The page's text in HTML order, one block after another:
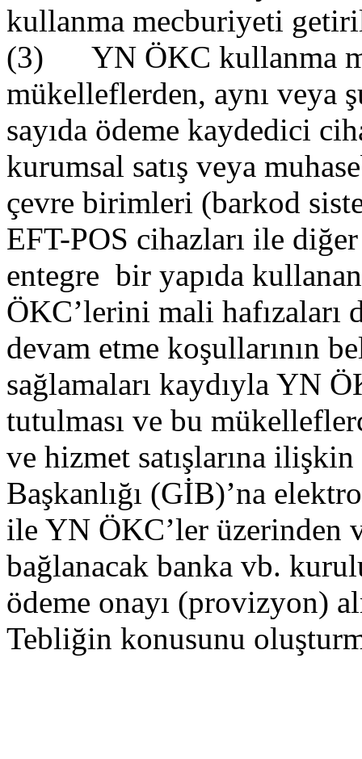
kullanma mecburiyeti
(3) YN ÖKC kullanma
mükelleflerden, aynı veya
sayıda ödeme kaydedici
kurumsal satış veya
çevre birimleri (barkod
EFT-POS cihazları ile
entegre bir yapıda
ÖKC’lerini mali hafızaları
devam etme koşullarının
sağlamaları kaydıyla YN
tutulması ve bu
ve hizmet satışlarına
Başkanlığı (GİB)’na
ile YN ÖKC’ler üzerinden
bağlanacak banka vb.
ödeme onayı (provizyon)
Tebliğin konusunu